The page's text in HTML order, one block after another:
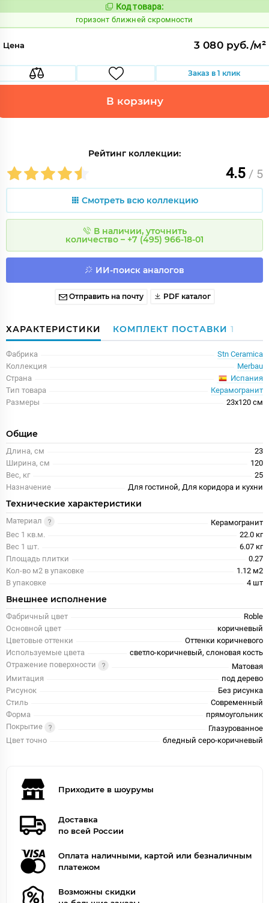
Код:
297593
Код товара:
горизонт ближней скромности
Цена 3 080 руб./м²
Заказ в 1 клик
В корзину
Рейтинг коллекции:
4.5 / 5
Смотреть всю коллекцию
В наличии, уточнить
количество – +7 (495) 966-18-01
ИИ-поиск аналогов
Отправить на почту PDF каталог
ХАРАКТЕРИСТИКИ КОМПЛЕКТ ПОСТАВКИ 1
Фабрика
Stn Ceramica
Коллекция
Merbau
Страна
Испания
Тип товара
Керамогранит
Размеры
23x120 см
Общие
Длина, см
23
Ширина, см
120
Вес, кг
25
Назначение
Для гостиной, Для коридора и кухни
Технические характеристики
Материал
Керамогранит
Вес 1 кв.м.
22.0 кг
Вес 1 шт.
6.07 кг
Площадь плитки
0.27
Кол-во м2 в упаковке
1.12 м2
В упаковке
4 шт
Внешнее исполнение
Фабричный цвет
Roble
Основной цвет
коричневый
Цветовые оттенки
Оттенки коричневого
Используемые цвета
светло-коричневый, слоновая кость
Отражение поверхности
Матовая
Имитация
под дерево
Рисунок
Без рисунка
Стиль
Современный
Форма
прямоугольник
Покрытие
Глазурованное
Цвет точно
бледный серо-коричневый
Приходите в шоурумы
Доставка
по всей России
Оплата наличными, картой или безналичным
платежом
Возможны скидки